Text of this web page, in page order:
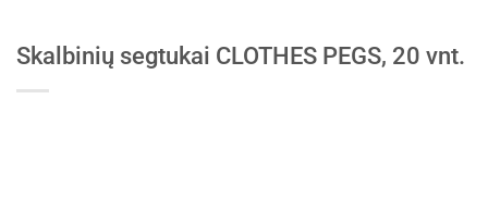
Skalbinių segtukai CLOTHES PEGS, 20 vnt.